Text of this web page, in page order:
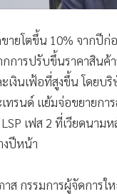
ขายโตขึ้น 10% จากปี
กการปรับขึ้นราคาสิน
เงินเฟ้อที่สูงขึ้น โดยบ
ทรนด์ แย้มจ่อขยายการ
เฟส 2 ที่เวียดนามห
งปีหน้า
ภาส กรรมการผู้จัดการ